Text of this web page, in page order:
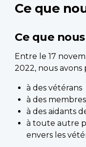
Ce que
Ce que
Entre le 17
2022, nous avons
à des vétérans
à des
à des aidants
à toute autre
envers les